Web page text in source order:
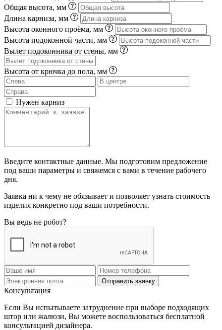
Общая высота, мм
Длина карниза, мм
Высота оконного проёма, мм
Высота подоконной части, мм
Вылет подоконника от стены, мм
Высота от крючка до пола, мм
Нужен карниз
Введите контактные данные. Мы подготовим предложение
под ваши параметры и свяжемся с вами в течение рабочего
дня.
Заявка ни к чему не обязывает и позволяет узнать стоимость
изделия конкретно под ваши потребности.
Вы ведь не робот?
Отправить заявку
Консультация
Если Вы испытываете затруднение при выборе подходящих
штор или жалюзи, Вы можете воспользоваться бесплатной
консультацией дизайнера.